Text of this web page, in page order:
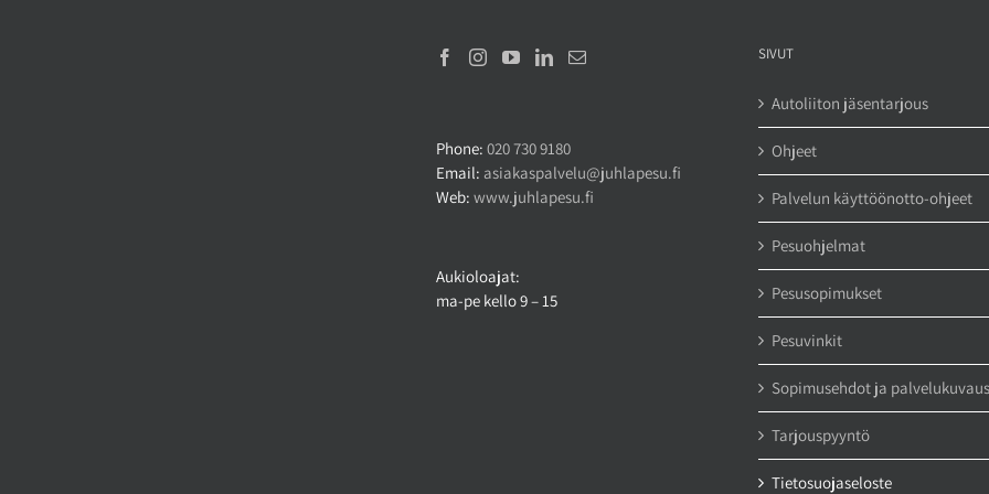
Phone: 020 730 9180
Email: asiakaspalvelu@juhlapesu.fi
Web: www.juhlapesu.fi
Aukioloajat:
ma-pe kello 9 – 15
SIVUT
Autoliiton jäsentarjous
Ohjeet
Palvelun käyttöönotto-ohjeet
Pesuohjelmat
Pesusopimukset
Pesuvinkit
Sopimusehdot ja palvelukuvaus
Tarjouspyyntö
Tietosuojaseloste